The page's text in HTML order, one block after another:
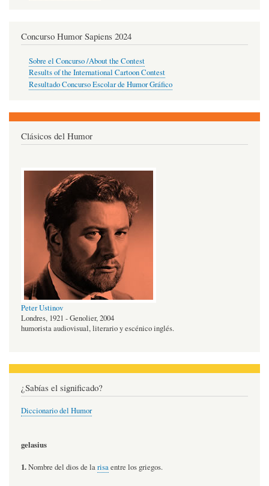
Concurso Humor Sapiens 2024
Sobre el Concurso /About the Contest
Results of the International Cartoon Contest
Resultado Concurso Escolar de Humor Gráfico
Clásicos del Humor
Peter Ustinov
Londres, 1921 - Genolier, 2004
humorista audiovisual, literario y escénico inglés.
¿Sabías el significado?
Diccionario del Humor
gelasius
1.Nombre del dios de larisaentre los griegos.